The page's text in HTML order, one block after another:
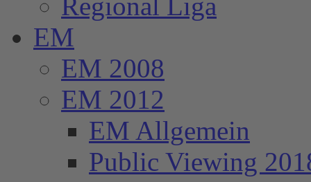
EM
EM 2008
EM 2012
EM Allgemein
Public Viewing